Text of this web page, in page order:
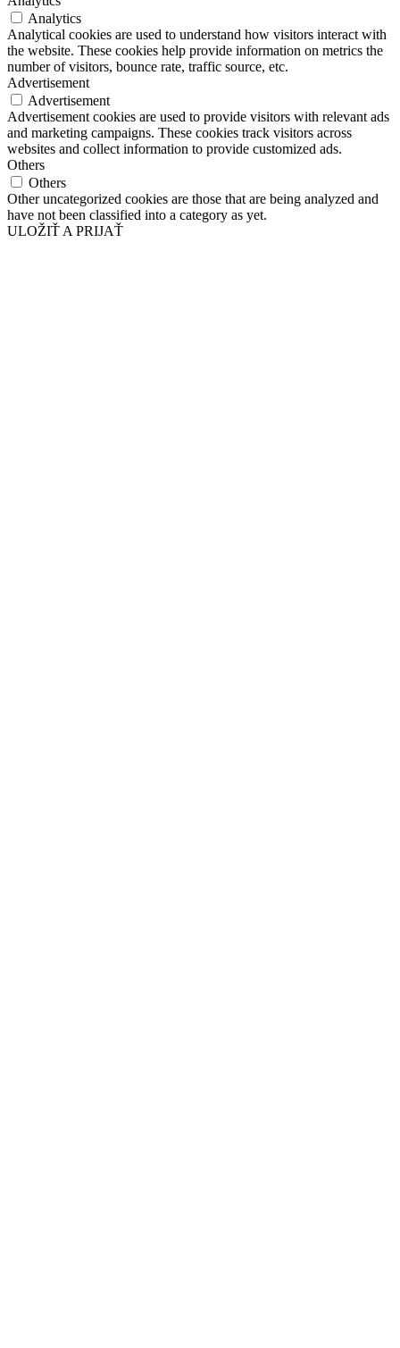
Analytics
Analytical cookies are used to understand how visitors interact with
the website. These cookies help provide information on metrics the
number of visitors, bounce rate, traffic source, etc.
Advertisement
Advertisement
Advertisement cookies are used to provide visitors with relevant ads
and marketing campaigns. These cookies track visitors across
websites and collect information to provide customized ads.
Others
Others
Other uncategorized cookies are those that are being analyzed and
have not been classified into a category as yet.
ULOŽIŤ A PRIJAŤ